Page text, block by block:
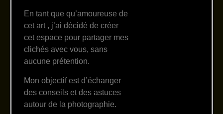
En tant que qu’amoureuse de
cet art , j’ai décidé de créer
cet espace pour partager mes
clichés avec vous, sans
aucune prétention.
Mon objectif est d’échanger
des conseils et des astuces
autour de la photographie.